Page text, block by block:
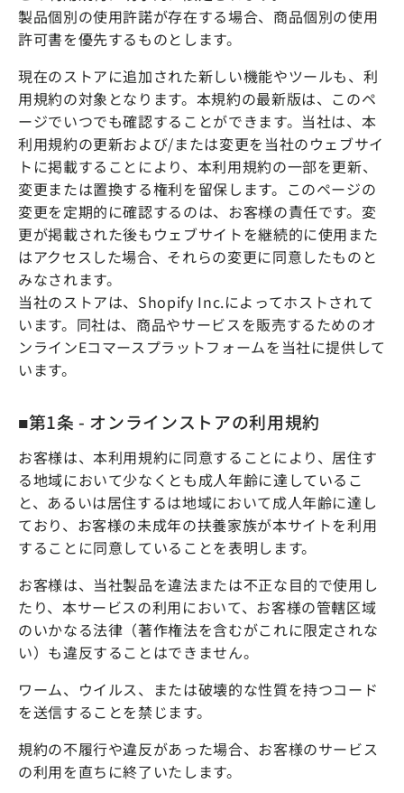
製品個別の使用許諾が存在する場合、商品個別の使用
許可書を優先するものとします。
現在のストアに追加された新しい機能やツールも、利
用規約の対象となります。本規約の最新版は、このペ
ージでいつでも確認することができます。当社は、本
利用規約の更新および/または変更を当社のウェブサイ
トに掲載することにより、本利用規約の一部を更新、
変更または置換する権利を留保します。このページの
変更を定期的に確認するのは、お客様の責任です。変
更が掲載された後もウェブサイトを継続的に使用また
はアクセスした場合、それらの変更に同意したものと
みなされます。
当社のストアは、Shopify Inc.によってホストされて
います。同社は、商品やサービスを販売するためのオ
ンラインEコマースプラットフォームを当社に提供して
います。
■第1条 - オンラインストアの利用規約
お客様は、本利用規約に同意することにより、居住す
る地域において少なくとも成人年齢に達しているこ
と、あるいは居住するは地域において成人年齢に達し
ており、お客様の未成年の扶養家族が本サイトを利用
することに同意していることを表明します。
お客様は、当社製品を違法または不正な目的で使用し
たり、本サービスの利用において、お客様の管轄区域
のいかなる法律（著作権法を含むがこれに限定されな
い）も違反することはできません。
ワーム、ウイルス、または破壊的な性質を持つコード
を送信することを禁じます。
規約の不履行や違反があった場合、お客様のサービス
の利用を直ちに終了いたします。